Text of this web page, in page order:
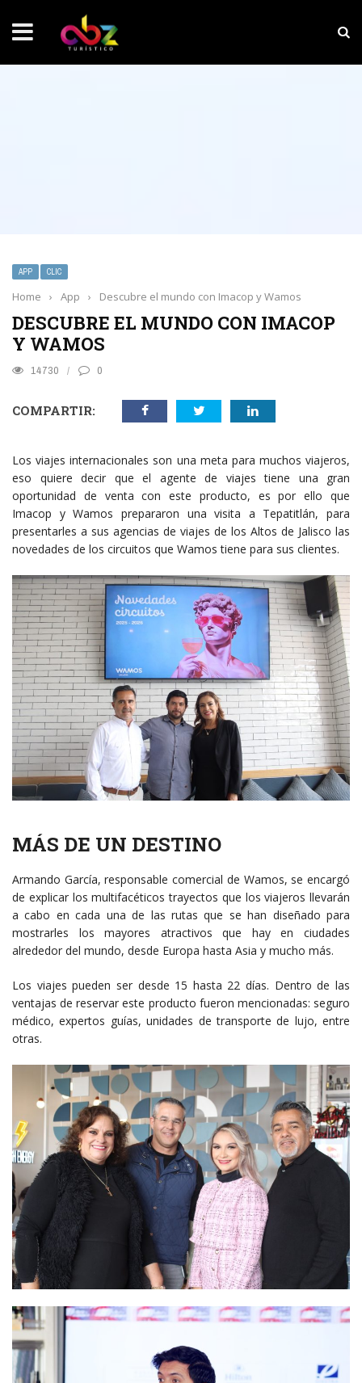
NOTICIAS SOBRESALIENTES
APP CLIC
Home › App › Descubre el mundo con Imacop y Wamos
DESCUBRE EL MUNDO CON IMACOP
Y WAMOS
14730 0
COMPARTIR:
Los viajes internacionales son una meta para muchos viajeros,
eso quiere decir que el agente de viajes tiene una gran
oportunidad de venta con este producto, es por ello que
Imacop y Wamos prepararon una visita a Tepatitlán, para
presentarles a sus agencias de viajes de los Altos de Jalisco las
novedades de los circuitos que Wamos tiene para sus clientes.
MÁS DE UN DESTINO
Armando García, responsable comercial de Wamos, se encargó
de explicar los multifacéticos trayectos que los viajeros llevarán
a cabo en cada una de las rutas que se han diseñado para
mostrarles los mayores atractivos que hay en ciudades
alrededor del mundo, desde Europa hasta Asia y mucho más.
Los viajes pueden ser desde 15 hasta 22 días. Dentro de las
ventajas de reservar este producto fueron mencionadas: seguro
médico, expertos guías, unidades de transporte de lujo, entre
otras.